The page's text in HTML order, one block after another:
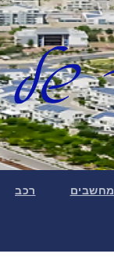
מחשבים רכב